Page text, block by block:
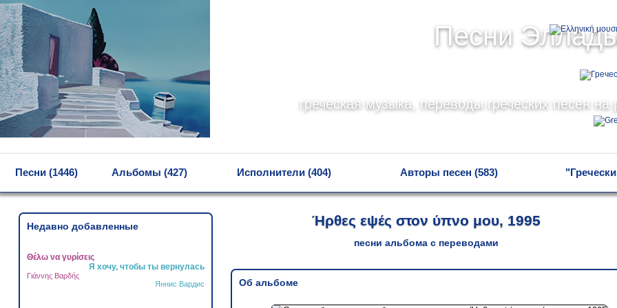
Песни
греческая музыка, переводы греческих песен на
Песни (1446) Альбомы (427) Исполнители (404) Авторы песен (583)
Недавно добавленные
Θέλω να γυρίσεις
Я хочу, чтобы ты вернулась
Γιάννης Βαρδής
Яннис Вардис
Ήρθες εψές στον ύπνο μου, 1995
песни альбома с переводами
Об альбоме